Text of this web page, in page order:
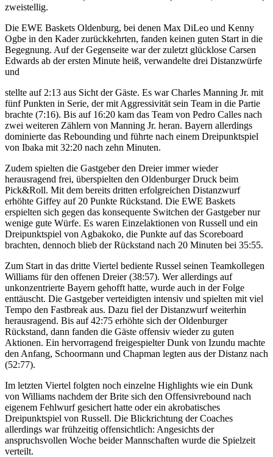
zweistellig.
Die EWE Baskets Oldenburg, bei denen Max DiLeo und Kenny
Ogbe in den Kader zurückkehrten, fanden keinen guten Start in die
Begegnung. Auf der Gegenseite war der zuletzt glücklose Carsen
Edwards ab der ersten Minute heiß, verwandelte drei Distanzwürfe
und
stellte auf 2:13 aus Sicht der Gäste. Es war Charles Manning Jr. mit
fünf Punkten in Serie, der mit Aggressivität sein Team in die Partie
brachte (7:16). Bis auf 16:20 kam das Team von Pedro Calles nach
zwei weiteren Zählern von Manning Jr. heran. Bayern allerdings
dominierte das Rebounding und führte nach einem Dreipunktspiel
von Ibaka mit 32:20 nach zehn Minuten.
Zudem spielten die Gastgeber den Dreier immer wieder
herausragend frei, überspielten den Oldenburger Druck beim
Pick&Roll. Mit dem bereits dritten erfolgreichen Distanzwurf
erhöhte Giffey auf 20 Punkte Rückstand. Die EWE Baskets
erspielten sich gegen das konsequente Switchen der Gastgeber nur
wenige gute Würfe. Es waren Einzelaktionen von Russell und ein
Dreipunktspiel von Agbakoko, die Punkte auf das Scoreboard
brachten, dennoch blieb der Rückstand nach 20 Minuten bei 35:55.
Zum Start in das dritte Viertel bediente Russel seinen Teamkollegen
Williams für den offenen Dreier (38:57). Wer allerdings auf
unkonzentrierte Bayern gehofft hatte, wurde auch in der Folge
enttäuscht. Die Gastgeber verteidigten intensiv und spielten mit viel
Tempo den Fastbreak aus. Dazu fiel der Distanzwurf weiterhin
herausragend. Bis auf 42:75 erhöhte sich der Oldenburger
Rückstand, dann fanden die Gäste offensiv wieder zu guten
Aktionen. Ein hervorragend freigespielter Dunk von Izundu machte
den Anfang, Schoormann und Chapman legten aus der Distanz nach
(52:77).
Im letzten Viertel folgten noch einzelne Highlights wie ein Dunk
von Williams nachdem der Brite sich den Offensivrebound nach
eigenem Fehlwurf gesichert hatte oder ein akrobatisches
Dreipunktspiel von Russell. Die Blickrichtung der Coaches
allerdings war frühzeitig offensichtlich: Angesichts der
anspruchsvollen Woche beider Mannschaften wurde die Spielzeit
verteilt.